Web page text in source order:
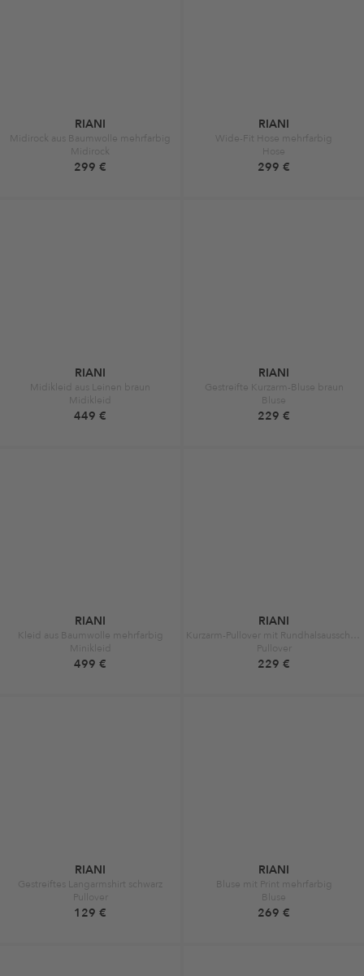
RIANI
Midirock aus Baumwolle mehrfarbig
Midirock
299 €
RIANI
Wide-Fit Hose mehrfarbig
Hose
299 €
RIANI
Midikleid aus Leinen braun
Midikleid
449 €
RIANI
Gestreifte Kurzarm-Bluse braun
Bluse
229 €
RIANI
Kleid aus Baumwolle mehrfarbig
Minikleid
499 €
RIANI
Pullover
229 €
RIANI
Gestreiftes Langarmshirt schwarz
Pullover
129 €
RIANI
Bluse mit Print mehrfarbig
Bluse
269 €